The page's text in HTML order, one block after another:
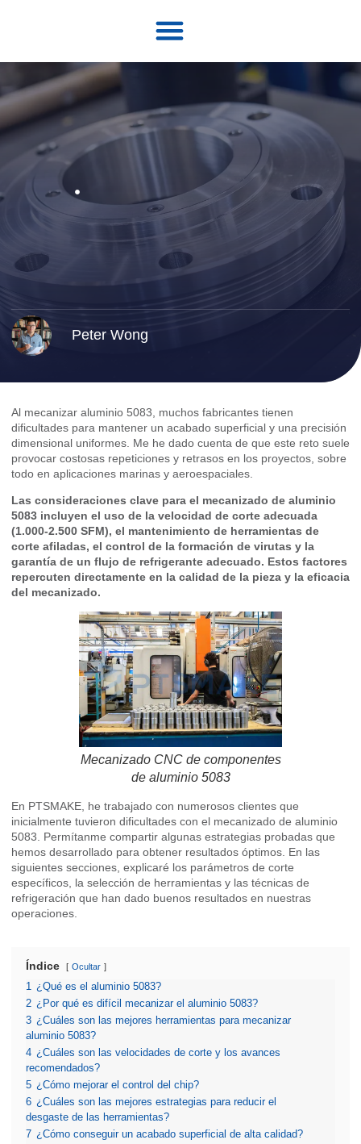
Peter Wong
Al mecanizar aluminio 5083, muchos fabricantes tienen
dificultades para mantener un acabado superficial y una precisión
dimensional uniformes. Me he dado cuenta de que este reto suele
provocar costosas repeticiones y retrasos en los proyectos, sobre
todo en aplicaciones marinas y aeroespaciales.
Las consideraciones clave para el mecanizado de aluminio
5083 incluyen el uso de la velocidad de corte adecuada
(1.000-2.500 SFM), el mantenimiento de herramientas de
corte afiladas, el control de la formación de virutas y la
garantía de un flujo de refrigerante adecuado. Estos factores
repercuten directamente en la calidad de la pieza y la eficacia
del mecanizado.
Mecanizado CNC de componentes
de aluminio 5083
En PTSMAKE, he trabajado con numerosos clientes que
inicialmente tuvieron dificultades con el mecanizado de aluminio
5083. Permítanme compartir algunas estrategias probadas que
hemos desarrollado para obtener resultados óptimos. En las
siguientes secciones, explicaré los parámetros de corte
específicos, la selección de herramientas y las técnicas de
refrigeración que han dado buenos resultados en nuestras
operaciones.
Índice Ocultar
1
¿Qué es el aluminio 5083?
2 ¿Por qué es difícil mecanizar el aluminio 5083?
3 ¿Cuáles son las mejores herramientas para mecanizar
aluminio 5083?
4 ¿Cuáles son las velocidades de corte y los avances
recomendados?
5 ¿Cómo mejorar el control del chip?
6 ¿Cuáles son las mejores estrategias para reducir el
desgaste de las herramientas?
7 ¿Cómo conseguir un acabado superficial de alta calidad?